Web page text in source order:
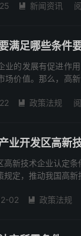
 新闻资讯
满足哪些条件要
业的发展有促进作
场价值。那么，高
 政策法规
业开发区高新
高新技术企业认定
定，推动我国高
02  政策法规